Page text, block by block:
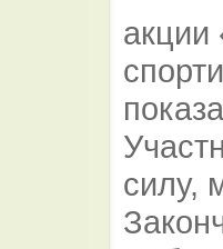
силу,